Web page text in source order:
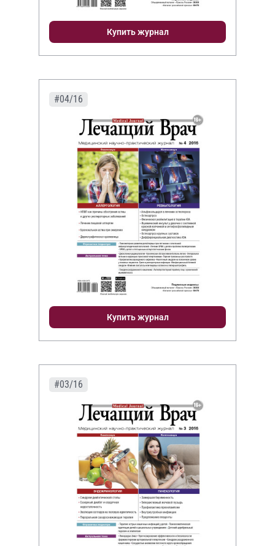
Купить журнал
#04/16
Купить журнал
#03/16